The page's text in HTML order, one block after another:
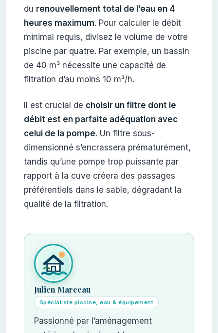
du renouvellement total de l’eau en 4
heures maximum. Pour calculer le débit
minimal requis, divisez le volume de votre
piscine par quatre. Par exemple, un bassin
de 40 m³ nécessite une capacité de
filtration d’au moins 10 m³/h.
Il est crucial de choisir un filtre dont le
débit est en parfaite adéquation avec
celui de la pompe. Un filtre sous-
dimensionné s’encrassera prématurément,
tandis qu’une pompe trop puissante par
rapport à la cuve créera des passages
préférentiels dans le sable, dégradant la
qualité de la filtration.
Julien Marceau
Spécialiste piscine, eau & équipement
Passionné par l’aménagement